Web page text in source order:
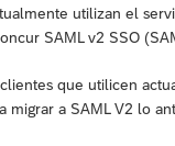
utilizan el
SAML v2 SSO
que utilicen
migrar a SAML V2 lo